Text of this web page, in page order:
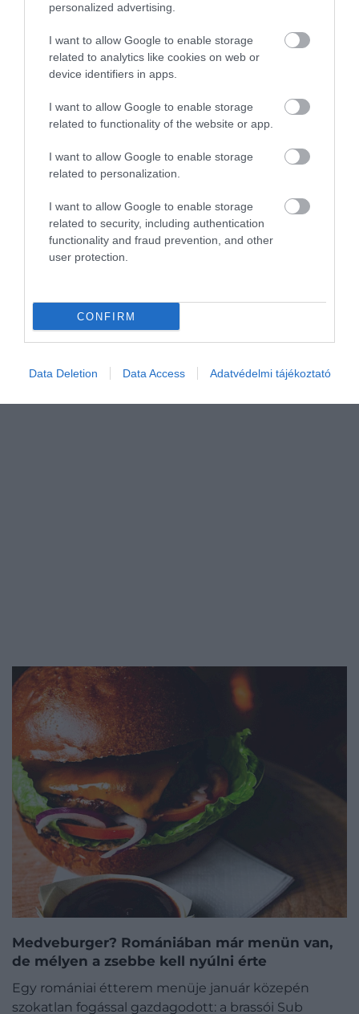
personalized advertising.
I want to allow Google to enable storage
related to analytics like cookies on web or
device identifiers in apps.
I want to allow Google to enable storage
related to functionality of the website or app.
I want to allow Google to enable storage
related to personalization.
I want to allow Google to enable storage
related to security, including authentication
functionality and fraud prevention, and other
user protection.
CONFIRM
Data Deletion Data Access Adatvédelmi tájékoztató
Február első hetében Ózd környékén, a Kajla-
völgyben hajmeresztő élményben volt részük
Medveburger? Romániában már menün van,
de mélyen a zsebbe kell nyúlni érte
Egy romániai étterem menüje január közepén
szokatlan fogással gazdagodott: a brassói Sub